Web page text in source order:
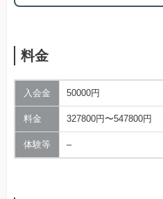
料金
入会金 50000円
料金 327800円〜547800円
体験等 –